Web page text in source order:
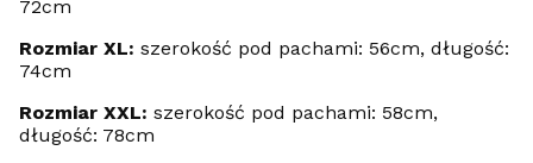
72cm
Rozmiar XL: szerokość pod pachami: 56cm, długość:
74cm
Rozmiar XXL: szerokość pod pachami: 58cm,
długość: 78cm